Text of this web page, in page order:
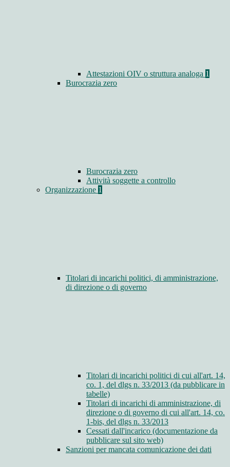
Attestazioni OIV o struttura analoga 1
Burocrazia zero
Burocrazia zero
Attività soggette a controllo
Organizzazione 1
Titolari di incarichi politici, di amministrazione,
di direzione o di governo
Titolari di incarichi politici di cui all'art. 14,
co. 1, del dlgs n. 33/2013 (da pubblicare in
tabelle)
Titolari di incarichi di amministrazione, di
direzione o di governo di cui all'art. 14, co.
1-bis, del dlgs n. 33/2013
Cessati dall'incarico (documentazione da
pubblicare sul sito web)
Sanzioni per mancata comunicazione dei dati